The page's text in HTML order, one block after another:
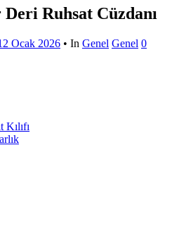
Ruhsat Cüzdanı
Ocak 2026 • In Genel Genel 0